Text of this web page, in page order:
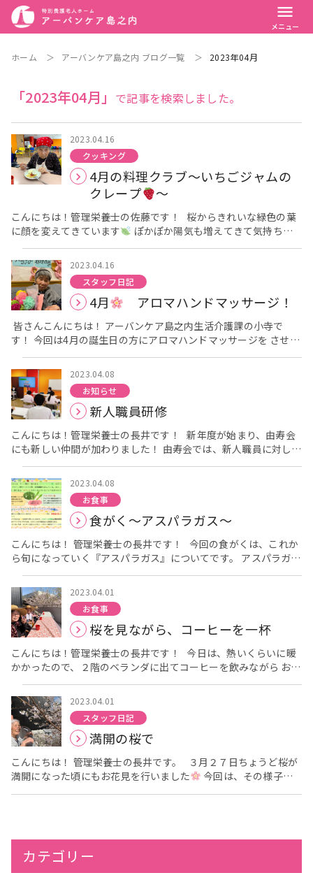
menu
メニュー
ホーム ＞ アーバンケア島之内 ブログ一覧 ＞ 2023年04月
「2023年04月」 で記事を検索しました。
2023.04.16
クッキング
4月の料理クラブ～いちごジャムの
クレープ
～
こんにちは！管理栄養士の佐藤です！ 桜からきれいな緑色の葉
に顔を変えてきています
ぽかぽか陽気も増えてきて気持ちい
いですね
4月の料理クラブは いちごジャムを使ったクレープ
を作りました
みなさんでクレープを焼いていきましょう！ 薄
いので破けやすく返すのが難しかったですが 器用にひっくり返し
ていました。さすがです
生地が焼けたら次は盛り付けです！
いちごジャム・ホイップクリームに今回はアイスものせて！！！
出来上がり
甘いデザートは別腹ですね
でいただけました
2023.04.16
スタッフ日記
4月 アロマハンドマッサージ！
皆さんこんにちは！ アーバンケア島之内生活介護課の小寺で
す！ 今回は4月の誕生日の方にアロマハンドマッサージを させて
頂きました！ マッサージ中は、リラックス効果がある音楽も 流
れていて、落ち着いた空間がでした♪ 今回使用したアロマオイ
ルはラベンダー！ グレープフルーツ！です。 ラベンダーには、
頭痛、神経痛などの 痛みを和らげる効果があります。 グレープ
フルーツには気分をフレッシュにしたり 血行促進の効果があり
ます！
2023.04.08
お知らせ
新人職員研修
こんにちは！管理栄養士の長井です！ 新年度が始まり、由寿会
にも新しい仲間が加わりました！ 由寿会では、新人職員に対し、
1か月間の研修があります。 感染症についてや認知症について、
介護の仕方やご利用者の気持ちになるための体験など、１ヶ月の
カリキュラムを経て現場に配属されます。（昨年の新人研修の様
子はこちら→～施設見学編～、～実技研修 & 茶話会 編～） そし
て栄養課としては、新人研修の中で食中毒研修を担当していま
す。 食中毒の基本や予防方法、菌やウイルスの種類なども研修し
ます。 それに加えて、施設の食事や高齢者の食事について、食事
介助についても説明しました。 実際に、ご利用者様がどのような
食事を食べていらっしゃるのか、試食も行いました。 由寿会で提
供している、きざみ食や超きざみ食、ミキサー食など初めて食べ
る食事形態に驚かれていました。 1ヶ月の研修でしっかりと学
び、素敵な介護職員になってくれると思います
2023.04.08
お食事
食がく～アスパラガス～
こんにちは！ 管理栄養士の長井です！ 今回の食がくは、これか
ら旬になっていく『アスパラガス』についてです。 アスパラガス
は地中海が原産とされており、日本には江戸時代に観賞用として
渡ってきました。 食用として導入されたのは明治時代から、本格
的に栽培が始まったのは大正時代からだそうです。 アスパラガ
スは、「アスパラギン酸」を多く含んでいます。 アスパラギン酸
とは・・・たんぱく質の一部であるアミノ酸の一種であり、体内
では窒素代謝やエネルギー代謝などに関与するといわれていま
す。 また、ビタミン類やミネラル類、食物繊維も含んでいます
し、ポリフェノールの一種である「ルチン」を多く含んでいるこ
とでも知られています。 ルチンとは・・・体内では「抗酸化物
質」として活性酸素の発生や働きを防いだり、活性酸素を取り除
いたりする作用が期待されています。 この情報を見ると、疲労回
復や若返りや美肌効果に期待ができそうですね
般的なグリーンアスパラとは違いホワイトアスパラがあるのはご
イトアスパラガスですが、栄養価が高いのはグリーンアスパラガ
スです！ グリーンアスパラガスは日光を浴びて育っているので、
カロテンが豊富な緑黄色野菜のひとつです。 一方ホワイトアスパ
の半分程度なんです。 高級なホワイトも良いですが、高栄養なグ
リーンがおすすめです
が摂れますが、ゆで汁に栄養分が流れ出てしまうことから 流れ出
2023.04.01
お食事
桜を見ながら、コーヒーを一杯
こんにちは！管理栄養士の長井です！ 今日は、熱いくらいに暖
かかったので、２階のベランダに出てコーヒーを飲みながら お花
見をしました。 もうそろそろ桜も散り始め、もうそろそろ今年も
終わりかなぁと皆さん話されていました。 [video width="1280"
height="720" mp4="https://yoshijukai.or.jp/urban-
shimanouchi/wp-content/uploads/sites/2/2023/04/無題の動
画-‐-Clipchampで作成-3.mp4"][/video] あまりにも熱いの
で、ちょっと夏のようですが、麦わら帽子を出してきました
「こんなコーヒー最高や！」と皆さん大満足でした
皆さんの
お顔を撮ると桜が写らないので、横から後ろから工夫しながらの
お写真です
楽しい様子が伝わっていると嬉しいです
ベラ
行っていきたいと思います
2023.04.01
スタッフ日記
満開の桜で
こんにちは！ 管理栄養士の長井です。 ３月２７日ちょうど桜が
満開になった頃にもお花見を行いました
今回は、その様子を
カテゴリー